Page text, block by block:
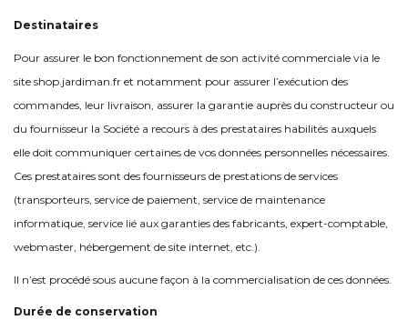
Destinataires
Pour assurer le bon fonctionnement de son activité commerciale via le
site shop.jardiman.fr et notamment pour assurer l’exécution des
commandes, leur livraison, assurer la garantie auprès du constructeur ou
du fournisseur la Société a recours à des prestataires habilités auxquels
elle doit communiquer certaines de vos données personnelles nécessaires.
Ces prestataires sont des fournisseurs de prestations de services
(transporteurs, service de paiement, service de maintenance
informatique, service lié aux garanties des fabricants, expert-comptable,
webmaster, hébergement de site internet, etc.).
Il n’est procédé sous aucune façon à la commercialisation de ces données.
Durée de conservation